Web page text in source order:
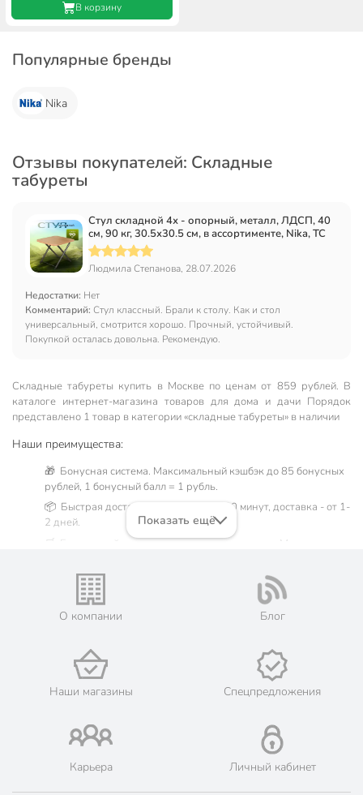
В корзину
Популярные бренды
Nika
Отзывы покупателей: Складные
табуреты
Стул складной 4х - опорный, металл, ЛДСП, 40
см, 90 кг, 30.5х30.5 см, в ассортименте, Nika, ТС
Людмила Степанова, 28.07.2026
Недостатки: Нет
Комментарий: Стул классный. Брали к столу. Как и стол
универсальный, смотрится хорошо. Прочный, устойчивый.
Покупкой осталась довольна. Рекомендую.
Складные табуреты купить в Москве по ценам от 859 рублей. В
каталоге интернет-магазина товаров для дома и дачи Порядок
представлено 1 товар в категории «складные табуреты» в наличии
Наши преимущества:
🎁 Бонусная система. Максимальный кэшбэк до 85 бонусных
рублей, 1 бонусный балл = 1 рубль.
📦 Быстрая доставка. Самовывоз от 60 минут, доставка - от 1-
2 дней.
🛒 Бесплатный самовывоз из магазинов города Москва.
его онлайн на официальном сайте сети магазинов Порядок.
💳 Оплата: онлайн на сайте интернет-гипермаркета или
наличными при получении.
📜 Только оригинальная продукция. Интернет-гипермаркет
Порядок - официальный представитель ведущих мировых
Показать ещё
О компании Блог
Наши магазины Спецпредложения
Карьера Личный кабинет